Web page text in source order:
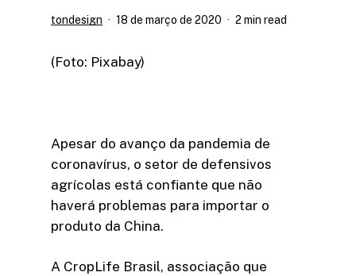
tondesign 18 de março de 2020 2 min read
(Foto: Pixabay)
Apesar do avanço da pandemia de
coronavírus, o setor de defensivos
agrícolas está confiante que não
haverá problemas para importar o
produto da China.
A CropLife Brasil, associação que